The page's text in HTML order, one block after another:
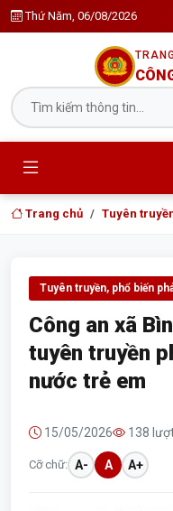
Thứ Năm, 06/08/2026
Trang chủ Tuyên
Tuyên truyền, phổ biến
Công an xã
tuyên truyền
nước trẻ em
15/05/2026 138
Cỡ chữ: A- A A+